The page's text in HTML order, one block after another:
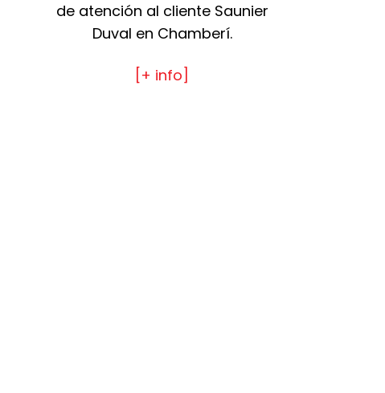
de atención al cliente Saunier
Duval en Chamberí.
[+ info]